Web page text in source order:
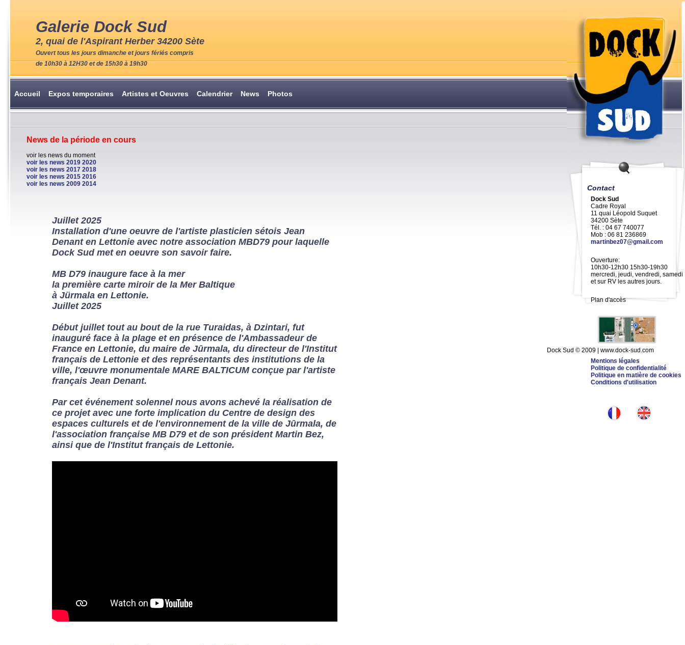
Galerie Dock Sud
2, quai de l'Aspirant Herber 34200 Sète
Ouvert tous les jours dimanche et jours fériés compris
de 10h30 à 12H30 et de 15h30 à 19h30
Accueil Expos temporaires Artistes et Oeuvres Calendrier News Photos
News de la période en cours
voir les news du moment
voir les news 2019 2020
voir les news 2017 2018
voir les news 2015 2016
voir les news 2009 2014
Juillet 2025
Installation d'une oeuvre de l'artiste plasticien sétois Jean
Denant en Lettonie avec notre association MBD79 pour laquelle
Dock Sud met en oeuvre son savoir faire.
MB D79 inaugure face à la mer
la première carte miroir de la Mer Baltique
à Jürmala en Lettonie.
Juillet 2025
Début juillet tout au bout de la rue Turaidas, à Dzintari, fut
inauguré face à la plage et en présence de l'Ambassadeur de
France en Lettonie, du maire de Jūrmala, du directeur de l'Institut
français de Lettonie et des représentants des institutions de la
ville, l'œuvre monumentale MARE BALTICUM conçue par l'artiste
français Jean Denant.
Par cet événement solennel nous avons achevé la réalisation de
ce projet avec une forte implication du Centre de design des
espaces culturels et de l'environnement de la ville de Jūrmala, de
l'association française MB D79 et de son président Martin Bez,
ainsi que de l'Institut français de Lettonie.
Contact
Dock Sud
Cadre Royal
11 quai Léopold Suquet
34200 Sète
Tél. : 04 67 740077
Mob : 06 81 236869
martinbez07@gmail.com
Ouverture:
10h30-12h30 15h30-19h30
mercredi, jeudi, vendredi, samedi
et sur RV les autres jours.
Plan d'accès
Mentions légales
Politique de confidentialité
Politique en matière de cookies
Conditions d'utilisation
Dock Sud © 2009 | www.dock-sud.com